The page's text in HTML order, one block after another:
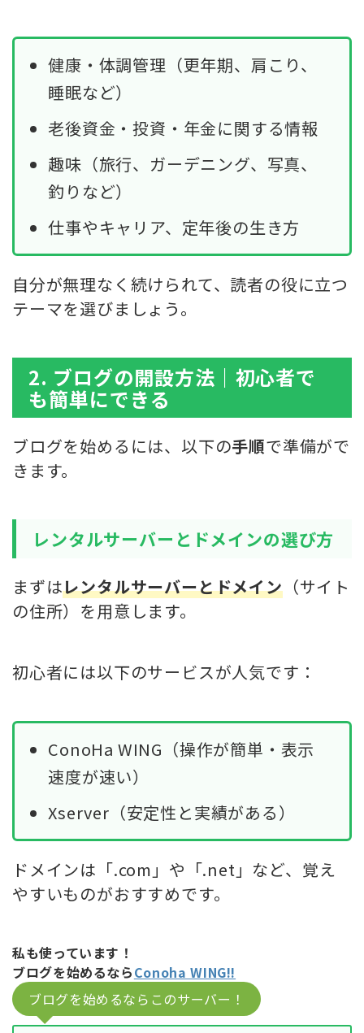
健康・体調管理（更年期、肩こり、
睡眠など）
老後資金・投資・年金に関する情報
趣味（旅行、ガーデニング、写真、
釣りなど）
仕事やキャリア、定年後の生き方
自分が無理なく続けられて、読者の役に立つ
テーマを選びましょう。
2. ブログの開設方法｜初心者で
も簡単にできる
ブログを始めるには、以下の手順で準備がで
きます。
レンタルサーバーとドメインの選び方
まずはレンタルサーバーとドメイン（サイト
の住所）を用意します。
初心者には以下のサービスが人気です：
ConoHa WING（操作が簡単・表示
速度が速い）
Xserver（安定性と実績がある）
ドメインは「.com」や「.net」など、覚え
やすいものがおすすめです。
私も使っています！
ブログを始めるならConoha WING!!
ブログを始めるならこのサーバー！